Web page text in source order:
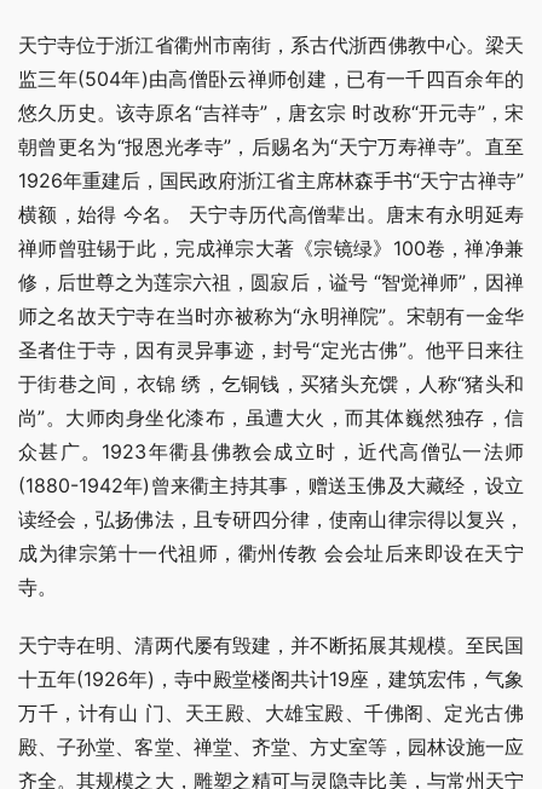
天宁寺位于浙江省衢州市南街，系古代浙西佛教中心。梁天
监三年(504年)由高僧卧云禅师创建，已有一千四百余年的
悠久历史。该寺原名“吉祥寺”，唐玄宗 时改称“开元寺”，宋
朝曾更名为“报恩光孝寺”，后赐名为“天宁万寿禅寺”。直至
1926年重建后，国民政府浙江省主席林森手书“天宁古禅寺”
横额，始得 今名。 天宁寺历代高僧辈出。唐末有永明延寿
禅师曾驻锡于此，完成禅宗大著《宗镜绿》100卷，禅净兼
修，后世尊之为莲宗六祖，圆寂后，谥号 “智觉禅师”，因禅
师之名故天宁寺在当时亦被称为“永明禅院”。宋朝有一金华
圣者住于寺，因有灵异事迹，封号“定光古佛”。他平日来往
于街巷之间，衣锦 绣，乞铜钱，买猪头充馔，人称“猪头和
尚”。大师肉身坐化漆布，虽遭大火，而其体巍然独存，信
众甚广。1923年衢县佛教会成立时，近代高僧弘一法师
(1880-1942年)曾来衢主持其事，赠送玉佛及大藏经，设立
读经会，弘扬佛法，且专研四分律，使南山律宗得以复兴，
成为律宗第十一代祖师，衢州传教 会会址后来即设在天宁
寺。
天宁寺在明、清两代屡有毁建，并不断拓展其规模。至民国
十五年(1926年)，寺中殿堂楼阁共计19座，建筑宏伟，气象
万千，计有山 门、天王殿、大雄宝殿、千佛阁、定光古佛
殿、子孙堂、客堂、禅堂、齐堂、方丈室等，园林设施一应
齐全。其规模之大，雕塑之精可与灵隐寺比美，与常州天宁